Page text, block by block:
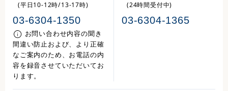
(平日10-12時/13-17時)
03-6304-1350
お問い合わせ内容の聞き
間違い防止および、より正確
なご案内のため、お電話の内
容を録音させていただいてお
ります。
(24時間受付中)
03-6304-1365